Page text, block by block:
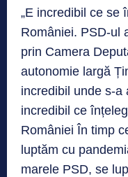
„E incredibil ce se
României. PSD-ul
prin Camera
autonomie largă
incredibil unde s-a
incredibil ce
României În timp
luptăm cu
marele PSD, se